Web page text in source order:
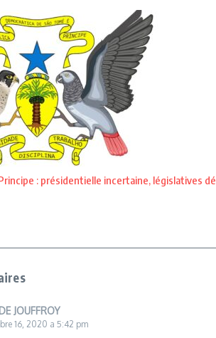
: présidentielle incertaine, législatives dé
JOUFFROY
16, 2020 a 5:42 pm